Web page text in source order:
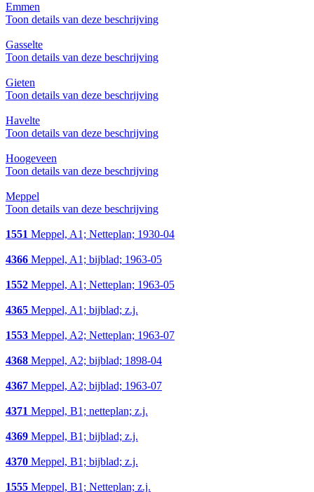
Emmen
Toon details van deze beschrijving
Gasselte
Toon details van deze beschrijving
Gieten
Toon details van deze beschrijving
Havelte
Toon details van deze beschrijving
Hoogeveen
Toon details van deze beschrijving
Meppel
Toon details van deze beschrijving
1551 Meppel, A1; Netteplan; 1930-04
4366 Meppel, A1; bijblad; 1963-05
1552 Meppel, A1; Netteplan; 1963-05
4365 Meppel, A1; bijblad; z.j.
1553 Meppel, A2; Netteplan; 1963-07
4368 Meppel, A2; bijblad; 1898-04
4367 Meppel, A2; bijblad; 1963-07
4371 Meppel, B1; netteplan; z.j.
4369 Meppel, B1; bijblad; z.j.
4370 Meppel, B1; bijblad; z.j.
1555 Meppel, B1; Netteplan; z.j.